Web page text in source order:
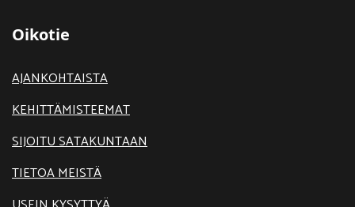
Oikotie
AJANKOHTAISTA
KEHITTÄMISTEEMAT
SIJOITU SATAKUNTAAN
TIETOA MEISTÄ